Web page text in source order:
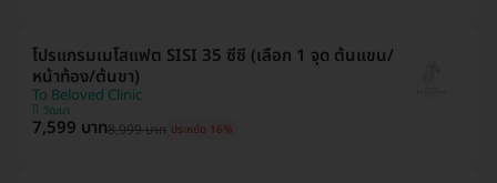
โปรแกรมเมโสแฟต SISI 35 ซีซี (เลือก 1 จุด ต้นแขน/
หน้าท้อง/ต้นขา)
To Beloved Clinic
วัฒนา
7,599 บาท8,999 บาท ประหยัด 16%